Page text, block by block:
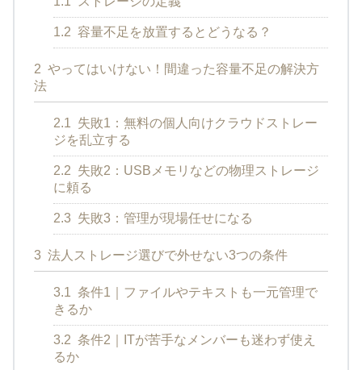
1.2 容量不足を放置するとどうなる？
2 やってはいけない！間違った容量不足の解決方
法
2.1 失敗1：無料の個人向けクラウドストレー
ジを乱立する
2.2 失敗2：USBメモリなどの物理ストレージ
に頼る
2.3 失敗3：管理が現場任せになる
3 法人ストレージ選びで外せない3つの条件
3.1 条件1｜ファイルやテキストも一元管理で
きるか
3.2 条件2｜ITが苦手なメンバーも迷わず使え
るか